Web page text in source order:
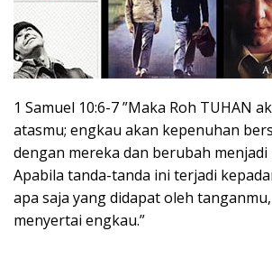
1 Samuel 10:6-7 ”Maka Roh TUHAN
atasmu; engkau akan kepenuhan
dengan mereka dan berubah menjadi
Apabila tanda-tanda ini terjadi
apa saja yang didapat oleh
menyertai engkau.”